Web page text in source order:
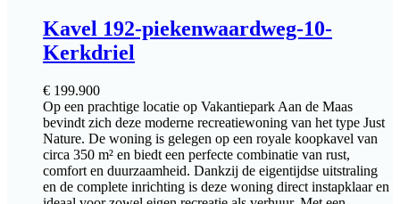
Kavel 192-piekenwaardweg-10-
Kerkdriel
€ 199.900
Op een prachtige locatie op Vakantiepark Aan de Maas
bevindt zich deze moderne recreatiewoning van het type Just
Nature. De woning is gelegen op een royale koopkavel van
circa 350 m² en biedt een perfecte combinatie van rust,
comfort en duurzaamheid. Dankzij de eigentijdse uitstraling
en de complete inrichting is deze woning direct instapklaar en